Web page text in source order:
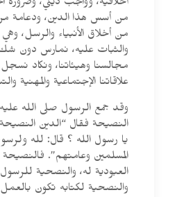
أخلاقية، وواجب ديني، وضرورة
من أسس هذا الدين، ودعامة
من أخلاق الأنبياء والرسل،
والثبات عليه، نمارس دون
مجالسنا وهيئاتنا، ونكاد
علاقاتنا الإجتماعية والمهنية
وقد جمع الرسول صلى الله
النصيحة فقال “الدين النصيحة،
يا رسول الله ؟ قال: لله
المسلمين وعامتهم”.
العبودية له، والنصحية
والنصحية لكتابه تكون